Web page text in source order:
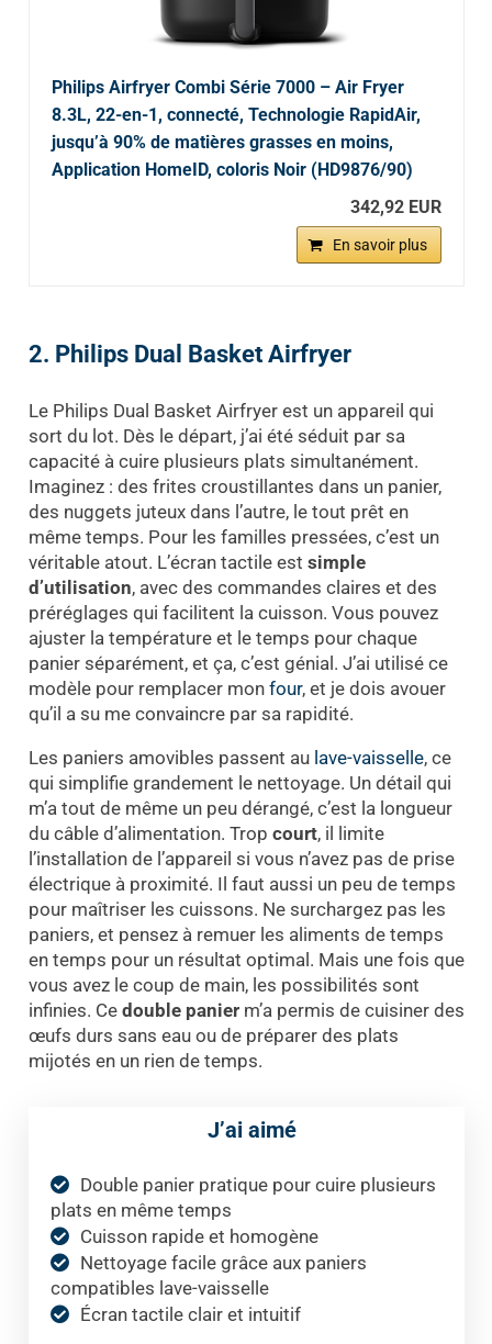
Philips Airfryer Combi Série 7000 – Air Fryer
8.3L, 22-en-1, connecté, Technologie RapidAir,
jusqu’à 90% de matières grasses en moins,
Application HomeID, coloris Noir (HD9876/90)
342,92 EUR
En savoir plus
2. Philips Dual Basket Airfryer
Le Philips Dual Basket Airfryer est un appareil qui
sort du lot. Dès le départ, j’ai été séduit par sa
capacité à cuire plusieurs plats simultanément.
Imaginez : des frites croustillantes dans un panier,
des nuggets juteux dans l’autre, le tout prêt en
même temps. Pour les familles pressées, c’est un
véritable atout. L’écran tactile est simple
d’utilisation, avec des commandes claires et des
préréglages qui facilitent la cuisson. Vous pouvez
ajuster la température et le temps pour chaque
panier séparément, et ça, c’est génial. J’ai utilisé ce
modèle pour remplacer mon four, et je dois avouer
qu’il a su me convaincre par sa rapidité.
Les paniers amovibles passent au lave-vaisselle, ce
qui simplifie grandement le nettoyage. Un détail qui
m’a tout de même un peu dérangé, c’est la longueur
du câble d’alimentation. Trop court, il limite
l’installation de l’appareil si vous n’avez pas de prise
électrique à proximité. Il faut aussi un peu de temps
pour maîtriser les cuissons. Ne surchargez pas les
paniers, et pensez à remuer les aliments de temps
en temps pour un résultat optimal. Mais une fois que
vous avez le coup de main, les possibilités sont
infinies. Ce double panierm’a permis de cuisiner des
œufs durs sans eau ou de préparer des plats
mijotés en un rien de temps.
J’ai aimé
Double panier pratique pour cuire plusieurs
plats en même temps
Cuisson rapide et homogène
Nettoyage facile grâce aux paniers
compatibles lave-vaisselle
Écran tactile clair et intuitif